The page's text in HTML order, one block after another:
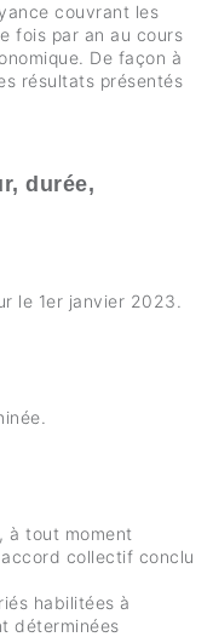
couvrant les
fois par an au cours
De façon à
résultats présentés
durée,
le 1er janvier 2023.
à tout moment
collectif conclu
habilitées à
déterminées